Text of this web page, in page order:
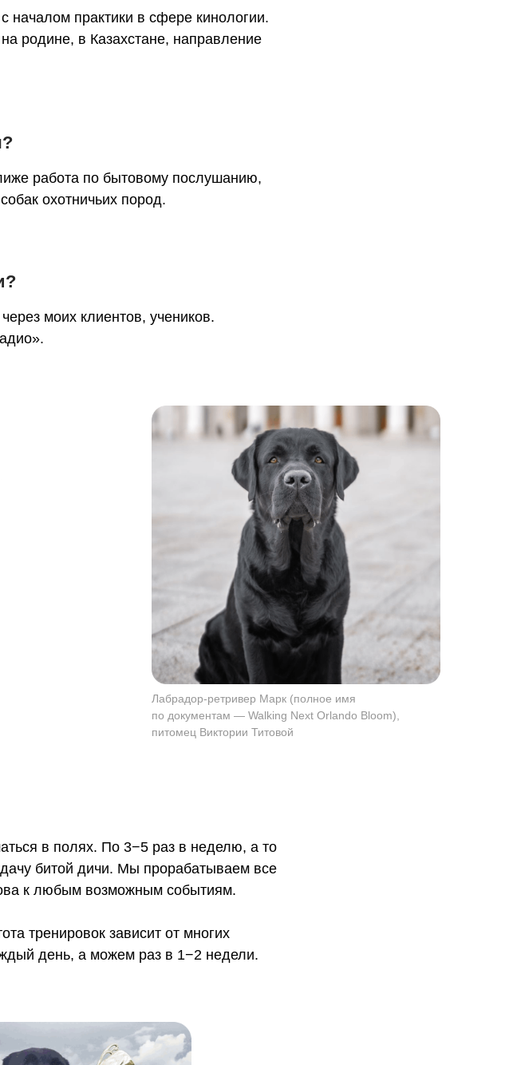
началом практики в сфере кинологии.
родине, в Казахстане, направление
работа по бытовому послушанию,
охотничьих пород.
моих клиентов, учеников.
Лабрадор-ретривер Марк (полное имя
по документам — Walking Next Orlando Bloom),
питомец Виктории Титовой
в полях. По 3−5 раз в неделю, а то
битой дичи. Мы прорабатываем все
к любым возможным событиям.
тренировок зависит от многих
день, а можем раз в 1−2 недели.